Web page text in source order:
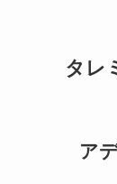
タレ
ア